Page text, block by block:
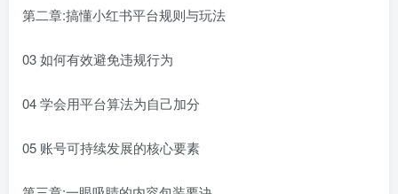
第二章:搞懂小红书平台规则与玩法
03 如何有效避免违规行为
04 学会用平台算法为自己加分
05 账号可持续发展的核心要素